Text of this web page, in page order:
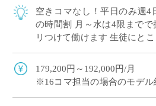
空きコマなし！平日のみ週4
の時間割 月～水は4限まで
リつけて働けます 生徒にと
る先生が多い学校
179,200円～192,000円/月
※16コマ担当の場合のモデ